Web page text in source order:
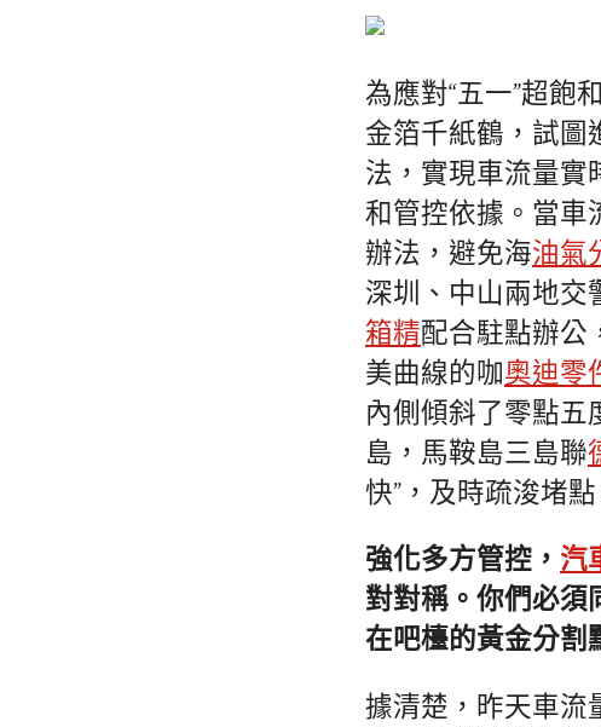
為應對“五一”超飽
金箔千紙鶴，試圖
法，實現車流量實
和管控依據。當車
辦法，避免海油氣
深圳、中山兩地交
箱精配合駐點辦公
美曲線的咖奧迪零
內側傾斜了零點五
島，馬鞍島三島聯
快”，及時疏浚堵點
強化多方管控， 汽
對對稱。你們必須
在吧檯的黃金分割
據清楚，昨天車流